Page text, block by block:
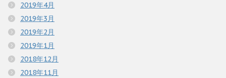
2019年4月
2019年3月
2019年2月
2019年1月
2018年12月
2018年11月